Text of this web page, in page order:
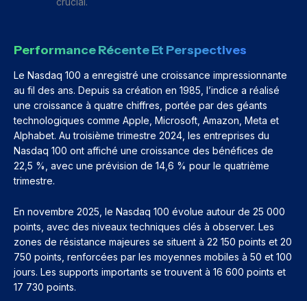
Performance Récente Et Perspectives
Le Nasdaq 100 a enregistré une croissance impressionnante
au fil des ans. Depuis sa création en 1985, l’indice a réalisé
une croissance à quatre chiffres, portée par des géants
technologiques comme Apple, Microsoft, Amazon, Meta et
Alphabet. Au troisième trimestre 2024, les entreprises du
Nasdaq 100 ont affiché une croissance des bénéfices de
22,5 %, avec une prévision de 14,6 % pour le quatrième
trimestre.
En novembre 2025, le Nasdaq 100 évolue autour de 25 000
points, avec des niveaux techniques clés à observer. Les
zones de résistance majeures se situent à 22 150 points et 20
750 points, renforcées par les moyennes mobiles à 50 et 100
jours. Les supports importants se trouvent à 16 600 points et
17 730 points.